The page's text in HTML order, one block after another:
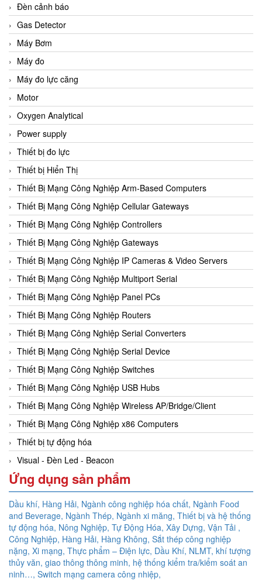
Đèn cảnh báo
Gas Detector
Máy Bơm
Máy đo
Máy đo lực căng
Motor
Oxygen Analytical
Power supply
Thiết bị đo lực
Thiết bị Hiển Thị
Thiết Bị Mạng Công Nghiệp Arm-Based Computers
Thiết Bị Mạng Công Nghiệp Cellular Gateways
Thiết Bị Mạng Công Nghiệp Controllers
Thiết Bị Mạng Công Nghiệp Gateways
Thiết Bị Mạng Công Nghiệp IP Cameras & Video Servers
Thiết Bị Mạng Công Nghiệp Multiport Serial
Thiết Bị Mạng Công Nghiệp Panel PCs
Thiết Bị Mạng Công Nghiệp Routers
Thiết Bị Mạng Công Nghiệp Serial Converters
Thiết Bị Mạng Công Nghiệp Serial Device
Thiết Bị Mạng Công Nghiệp Switches
Thiết Bị Mạng Công Nghiệp USB Hubs
Thiết Bị Mạng Công Nghiệp Wireless AP/Bridge/Client
Thiết Bị Mạng Công Nghiệp x86 Computers
Thiết bị tự động hóa
Visual - Đèn Led - Beacon
Ứng dụng sản phẩm
Dầu khí, Hàng Hải, Ngành công nghiệp hóa chất, Ngành Food
and Beverage, Ngành Thép, Ngành xi măng, Thiết bị và hệ thống
tự động hóa, Nông Nghiệp, Tự Động Hóa, Xây Dựng, Vận Tải ,
Công Nghiệp, Hàng Hải, Hàng Không, Sắt thép công nghiệp
nặng, Xi mạng, Thực phẩm – Điện lực, Dầu Khí, NLMT, khí tượng
thủy văn, giao thông thông minh, hệ thống kiểm tra/kiểm soát an
ninh…, Switch mạng camera công nhiệp,